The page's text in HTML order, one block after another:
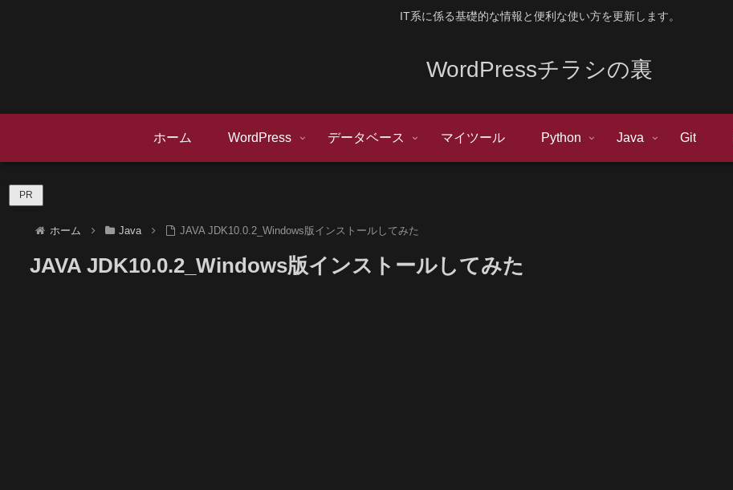
IT系に係る基礎的な情報と便利な使い方を更新します。
WordPressチラシの裏
ホーム WordPress データベース マイツール Python Java Git
PR
ホーム Java JAVA JDK10.0.2_Windows版インストールしてみた
JAVA JDK10.0.2_Windows版インストールしてみた